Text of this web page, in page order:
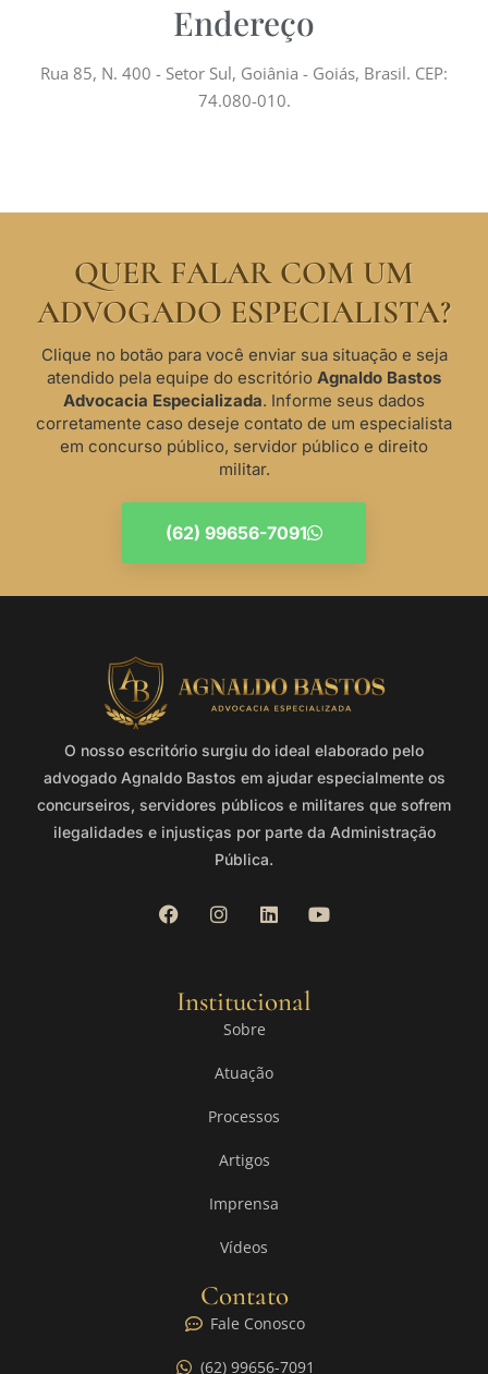
Endereço
Rua 85, N. 400 - Setor Sul, Goiânia - Goiás, Brasil. CEP:
74.080-010.
QUER FALAR COM UM
ADVOGADO ESPECIALISTA?
Clique no botão para você enviar sua situação e seja
atendido pela equipe do escritório Agnaldo Bastos
Advocacia Especializada. Informe seus dados
corretamente caso deseje contato de um especialista
em concurso público, servidor público e direito
militar.
(62) 99656-7091
O nosso escritório surgiu do ideal elaborado pelo
advogado Agnaldo Bastos em ajudar especialmente os
concurseiros, servidores públicos e militares que sofrem
ilegalidades e injustiças por parte da Administração
Pública.
Institucional
Sobre
Atuação
Processos
Artigos
Imprensa
Vídeos
Contato
Fale Conosco
(62) 99656-7091